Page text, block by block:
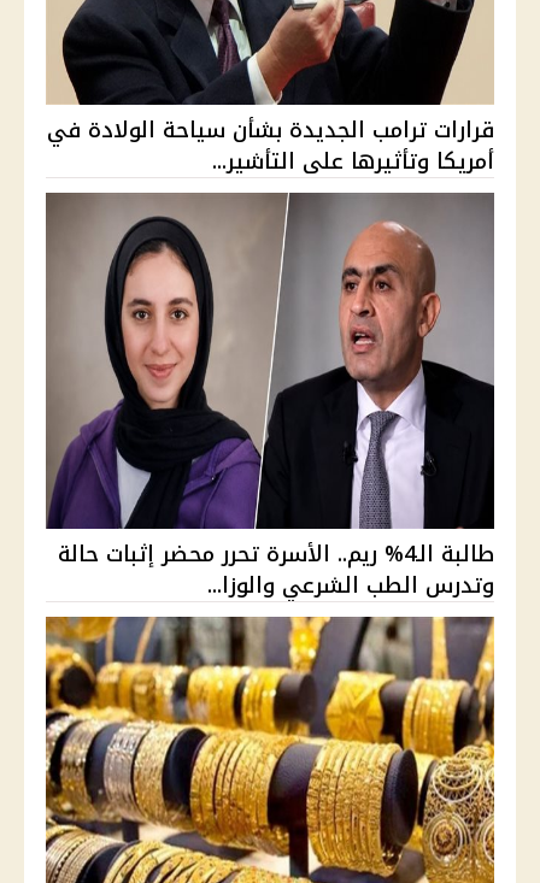
قرارات ترامب الجديدة بشأن سياحة الولادة في
أمريكا وتأثيرها على التأشير...
طالبة الـ4% ريم.. الأسرة تحرر محضر إثبات حالة
وتدرس الطب الشرعي والوزا...